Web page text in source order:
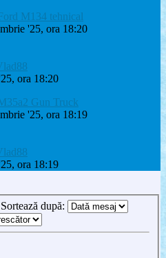
M134 tehnical
'25, ora 18:20
ora 18:20
Gun Truck
'25, ora 18:19
ora 18:19
Sortează după: